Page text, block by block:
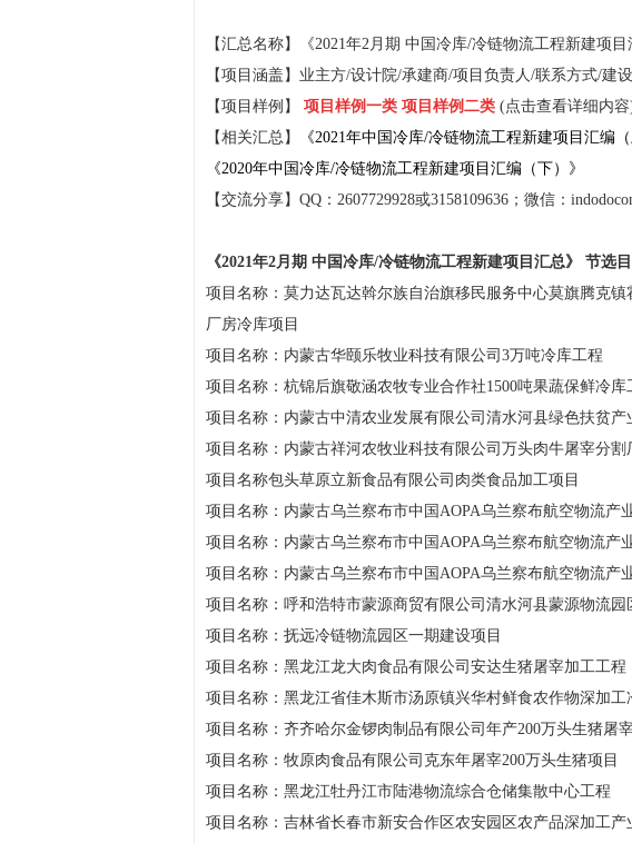
【汇总名称】《2021年2月期 中国冷库/冷链物流工程新建项目
【项目涵盖】业主方/设计院/承建商/项目负责人/联系方式/建
【项目样例】 项目样例一类 项目样例二类 (点击查看详细内容
【相关汇总】
《2021年中国冷库/冷链物流工程新建项目汇编（
《2020年中国冷库/冷链物流工程新建项目汇编（下）》
【交流分享】QQ：2607729928或3158109636；微信：
《2021年2月期 中国冷库/冷链物流工程新建项目汇总》 节选
项目名称：莫力达瓦达斡尔族自治旗移民服务中心莫旗腾克
厂房冷库项目
项目名称：内蒙古华颐乐牧业科技有限公司3万吨冷库工程
项目名称：杭锦后旗敬涵农牧专业合作社1500吨果蔬保鲜冷库
项目名称：内蒙古中清农业发展有限公司清水河县绿色扶贫产
项目名称：内蒙古祥河农牧业科技有限公司万头肉牛屠宰分割
项目名称包头草原立新食品有限公司肉类食品加工项目
项目名称：内蒙古乌兰察布市中国AOPA乌兰察布航空物流产
项目名称：内蒙古乌兰察布市中国AOPA乌兰察布航空物流产
项目名称：内蒙古乌兰察布市中国AOPA乌兰察布航空物流产
项目名称：呼和浩特市蒙源商贸有限公司清水河县蒙源物流园
项目名称：抚远冷链物流园区一期建设项目
项目名称：黑龙江龙大肉食品有限公司安达生猪屠宰加工工程
项目名称：黑龙江省佳木斯市汤原镇兴华村鲜食农作物深加工
项目名称：齐齐哈尔金锣肉制品有限公司年产200万头生猪屠
项目名称：牧原肉食品有限公司克东年屠宰200万头生猪项目
项目名称：黑龙江牡丹江市陆港物流综合仓储集散中心工程
项目名称：吉林省长春市新安合作区农安园区农产品深加工产